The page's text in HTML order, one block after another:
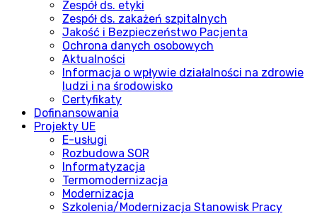
Zespół ds. etyki
Zespół ds. zakażeń szpitalnych
Jakość i Bezpieczeństwo Pacjenta
Ochrona danych osobowych
Aktualności
Informacja o wpływie działalności na zdrowie
ludzi i na środowisko
Certyfikaty
Dofinansowania
Projekty UE
E-usługi
Rozbudowa SOR
Informatyzacja
Termomodernizacja
Modernizacja
Szkolenia/Modernizacja Stanowisk Pracy